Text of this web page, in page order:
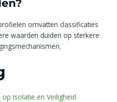
omvatten classificaties
waarden duiden op sterkere
Isolatie en Veiligheid